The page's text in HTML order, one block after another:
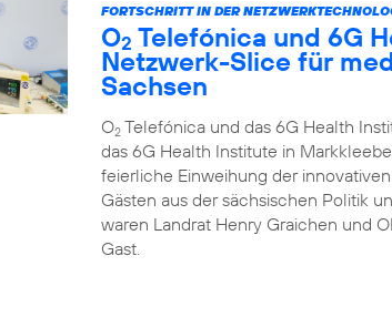
FORTSCHRITT IN DER
O2 Telefónica und 6G
Netzwerk-Slice für
Sachsen
O2 Telefónica und das 6G Health
das 6G Health Institute in
feierliche Einweihung der
Gästen aus der sächsischen Politik
waren Landrat Henry Graichen und
Gast.